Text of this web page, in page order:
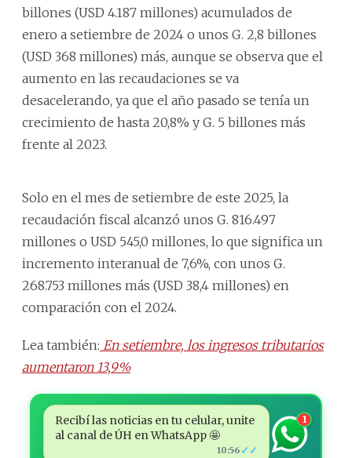
billones (USD 4.187 millones) acumulados de
enero a setiembre de 2024 o unos G. 2,8 billones
(USD 368 millones) más, aunque se observa que el
aumento en las recaudaciones se va
desacelerando, ya que el año pasado se tenía un
crecimiento de hasta 20,8% y G. 5 billones más
frente al 2023.
Solo en el mes de setiembre de este 2025, la
recaudación fiscal alcanzó unos G. 816.497
millones o USD 545,0 millones, lo que significa un
incremento interanual de 7,6%, con unos G.
268.753 millones más (USD 38,4 millones) en
comparación con el 2024.
Lea también: En setiembre, los ingresos tributarios
aumentaron 13,9%
Recibí las noticias en tu celular, unite
al canal de ÚH en WhatsApp 🤩
10:56 ✓✓
1